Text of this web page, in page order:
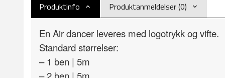
Produktinfo Produktanmeldelser (0)
En Air dancer leveres med logotrykk og vifte.
Standard størrelser:
– 1 ben | 5m